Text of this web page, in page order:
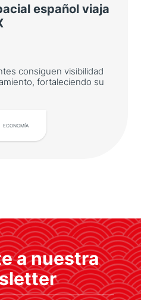
español viaja
consiguen visibilidad
fortaleciendo su
ECONOMÍA
consiguen
y posicionamiento,
y reputación
a nuestra